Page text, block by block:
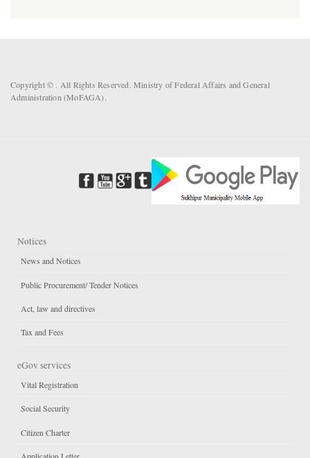
Copyright © . All Rights Reserved. Ministry of Federal Affairs and General
Administration (MoFAGA).
Notices
News and Notices
Public Procurement/ Tender Notices
Act, law and directives
Tax and Fees
eGov services
Vital Registration
Social Security
Citizen Charter
Application Letter